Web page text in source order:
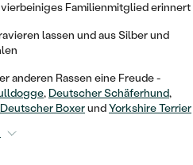
KINDES
vierbeiniges Familienmitglied erinnert
lassen und aus Silber und
anderen Rassen eine Freude -
, Deutscher Schäferhund,
Deutscher BoxerundYorkshire Terrier